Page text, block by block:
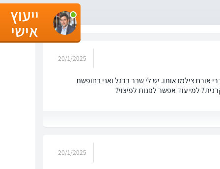
20/1/2025
אורח צילמו אותו. יש לי שבר ברגל ואני בחופשת
למי עוד אפשר לפנות לפיצוי?
20/1/2025
ייעוץ
אישי